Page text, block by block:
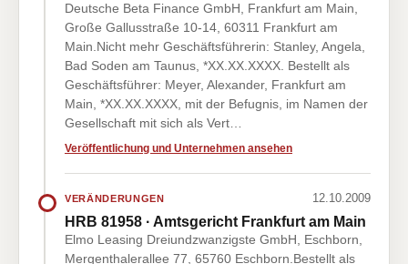
Deutsche Beta Finance GmbH, Frankfurt am Main,
Große Gallusstraße 10-14, 60311 Frankfurt am
Main.Nicht mehr Geschäftsführerin: Stanley, Angela,
Bad Soden am Taunus, *XX.XX.XXXX. Bestellt als
Geschäftsführer: Meyer, Alexander, Frankfurt am
Main, *XX.XX.XXXX, mit der Befugnis, im Namen der
Gesellschaft mit sich als Vert…
Veröffentlichung und Unternehmen ansehen
VERÄNDERUNGEN 12.10.2009
HRB 81958 · Amtsgericht Frankfurt am Main
Elmo Leasing Dreiundzwanzigste GmbH, Eschborn,
Mergenthalerallee 77, 65760 Eschborn.Bestellt als